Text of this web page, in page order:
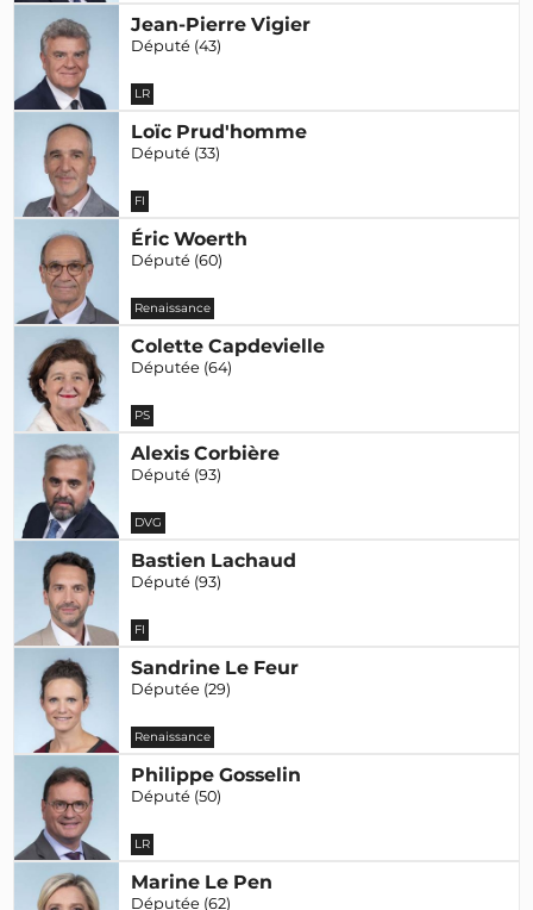
Jean-Pierre Vigier
Député (43)
LR
Loïc Prud'homme
Député (33)
FI
Éric Woerth
Député (60)
Renaissance
Colette Capdevielle
Députée (64)
PS
Alexis Corbière
Député (93)
DVG
Bastien Lachaud
Député (93)
FI
Sandrine Le Feur
Députée (29)
Renaissance
Philippe Gosselin
Député (50)
LR
Marine Le Pen
Députée (62)